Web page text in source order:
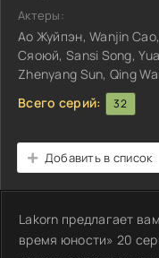
Актеры:
Ао Жуйпэн, Wanjin
Сяоюй, Sansi Song,
Zhenyang Sun, Qing
Всего серий:
32
Добавить в список
Lakorn предлагает
время юности» 20